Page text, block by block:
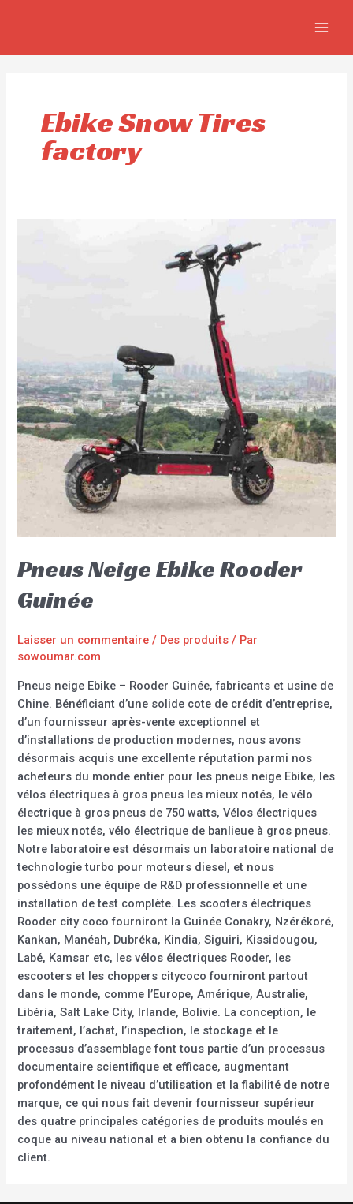
Ebike Snow Tires
factory
Pneus Neige Ebike Rooder
Guinée
Laisser un commentaire / Des produits / Par
sowoumar.com
Pneus neige Ebike – Rooder Guinée, fabricants et usine de
Chine. Bénéficiant d’une solide cote de crédit d’entreprise,
d’un fournisseur après-vente exceptionnel et
d’installations de production modernes, nous avons
désormais acquis une excellente réputation parmi nos
acheteurs du monde entier pour les pneus neige Ebike, les
vélos électriques à gros pneus les mieux notés, le vélo
électrique à gros pneus de 750 watts, Vélos électriques
les mieux notés, vélo électrique de banlieue à gros pneus.
Notre laboratoire est désormais un laboratoire national de
technologie turbo pour moteurs diesel, et nous
possédons une équipe de R&D professionnelle et une
installation de test complète. Les scooters électriques
Rooder city coco fourniront la Guinée Conakry, Nzérékoré,
Kankan, Manéah, Dubréka, Kindia, Siguiri, Kissidougou,
Labé, Kamsar etc, les vélos électriques Rooder, les
escooters et les choppers citycoco fourniront partout
dans le monde, comme l’Europe, Amérique, Australie,
Libéria, Salt Lake City, Irlande, Bolivie. La conception, le
traitement, l’achat, l’inspection, le stockage et le
processus d’assemblage font tous partie d’un processus
documentaire scientifique et efficace, augmentant
profondément le niveau d’utilisation et la fiabilité de notre
marque, ce qui nous fait devenir fournisseur supérieur
des quatre principales catégories de produits moulés en
coque au niveau national et a bien obtenu la confiance du
client.